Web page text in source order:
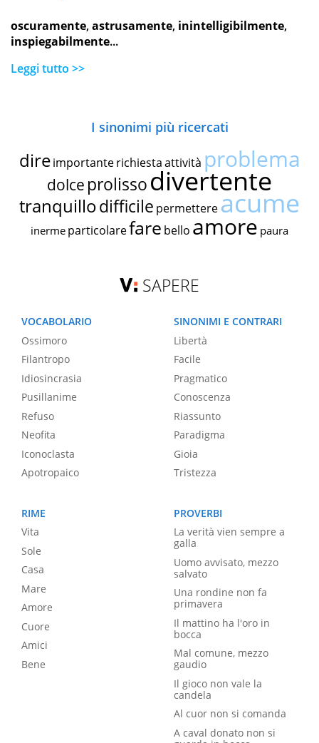
oscuramente,astrusamente, inintelligibilmente,
inspiegabilmente...
Leggi tutto >>
I sinonimi più ricercati
dire importante richiestaattività problema
dolce prolissodivertente
tranquillodifficile permettereacume
inerme particolarefare bello amore paura
SAPERE
VOCABOLARIO
Ossimoro
Filantropo
Idiosincrasia
Pusillanime
Refuso
Neofita
Iconoclasta
Apotropaico
SINONIMI E CONTRARI
Libertà
Facile
Pragmatico
Conoscenza
Riassunto
Paradigma
Gioia
Tristezza
RIME
Vita
Sole
Casa
Mare
Amore
Cuore
Amici
Bene
PROVERBI
La verità vien sempre a
galla
Uomo avvisato, mezzo
salvato
Una rondine non fa
primavera
Il mattino ha l'oro in
bocca
Mal comune, mezzo
gaudio
Il gioco non vale la
candela
Al cuor non si comanda
A caval donato non si